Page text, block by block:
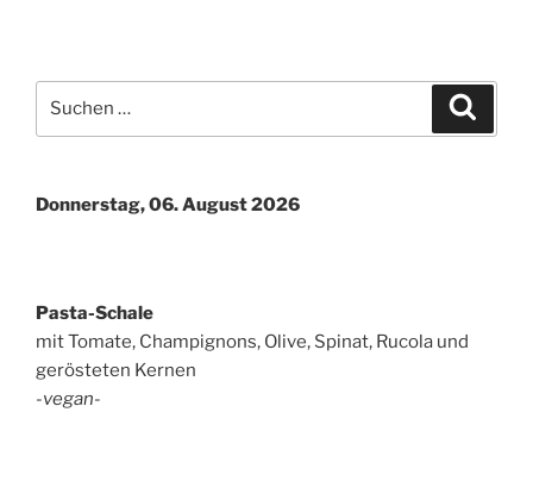
nach:
Donnerstag, 06. August 2026
Pasta-Schale
mit Tomate, Champignons, Olive, Spinat, Rucola und
gerösteten Kernen
-vegan-